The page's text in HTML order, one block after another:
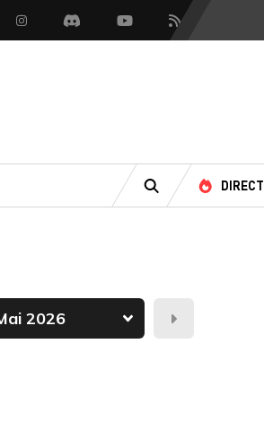
InstagramDiscord YoutubeFlux RSS
RECHERCHE
DIRECT
Demain